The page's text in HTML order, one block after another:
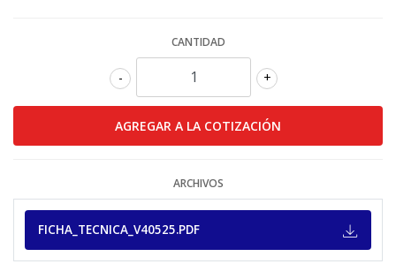
CANTIDAD
+
-
ARCHIVOS
FICHA_TECNICA_V40525.PDF